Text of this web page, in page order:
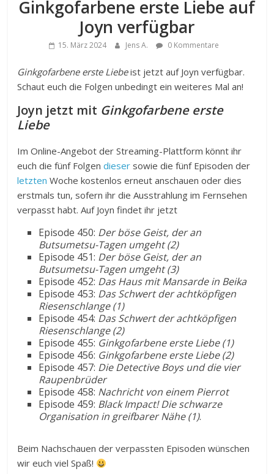
Ginkgofarbene erste Liebe auf
Joyn verfügbar
15. März 2024 Jens A. 0 Kommentare
Ginkgofarbene erste Liebeist jetzt auf Joyn verfügbar.
Schaut euch die Folgen unbedingt ein weiteres Mal an!
Joyn jetzt mit Ginkgofarbene erste
Liebe
Im Online-Angebot der Streaming-Plattform könnt ihr
euch die fünf Folgendieser sowie die fünf Episoden der
letzten Woche kostenlos erneut anschauen oder dies
erstmals tun, sofern ihr die Ausstrahlung im Fernsehen
verpasst habt. Auf Joyn findet ihr jetzt
Episode 450: Der böse Geist, der an
Butsumetsu-Tagen umgeht (2)
Episode 451: Der böse Geist, der an
Butsumetsu-Tagen umgeht (3)
Episode 452: Das Haus mit Mansarde in Beika
Episode 453: Das Schwert der achtköpfigen
Riesenschlange (1)
Episode 454: Das Schwert der achtköpfigen
Riesenschlange (2)
Episode 455: Ginkgofarbene erste Liebe (1)
Episode 456: Ginkgofarbene erste Liebe (2)
Episode 457: Die Detective Boys und die vier
Raupenbrüder
Episode 458: Nachricht von einem Pierrot
Episode 459: Black Impact! Die schwarze
Organisation in greifbarer Nähe (1).
Beim Nachschauen der verpassten Episoden wünschen
wir euch viel Spaß!